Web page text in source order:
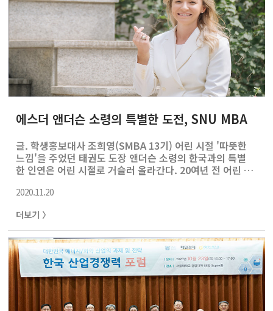
에스더 앤더슨 소령의 특별한 도전, SNU MBA
글. 학생홍보대사 조희영(SMBA 13기) 어린 시절 '따뜻한
느낌'을 주었던 태권도 도장 앤더슨 소령의 한국과의 특별
한 인연은 어린 시절로 거슬러 올라간다. 20여년 전 어린 시
는 태권도 도장이 많았는데, 태권도 사범은 대체로 그 지역
한 도장에서 태권도를 배우면서 한국 문화와 언어를 처음
접했다. "도장에 갈 때마다 '따뜻한 느낌'을 받았다"는 그는
영어로 진행한 인터뷰인데도 '따뜻한 느낌'이란 단어만큼은
한국어로 또박또박 발음했다. 태권도 도장을 통해 한국에
대한 호감을 가지고 있었는데, 그때 알게 된 태권도 강사님
이 앤더슨 소령의 언니와 결혼을 하게 됐다. 한국계 미국인
은 아니지만, ..
2020.11.20
더보기 〉